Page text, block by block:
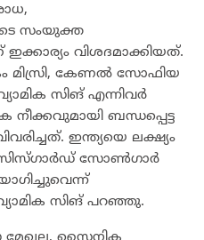
സംയുക്ത
വിശദമാക്കിയത്.
മിസ്രി, കേണല്‍ സോഫിയ
സിങ് എന്നിവര്‍
ബന്ധപ്പെട്ട
ഇന്ത്യയെ ലക്ഷ്യം
സോണ്‍ഗാര്‍
സിങ് പറഞ്ഞു.